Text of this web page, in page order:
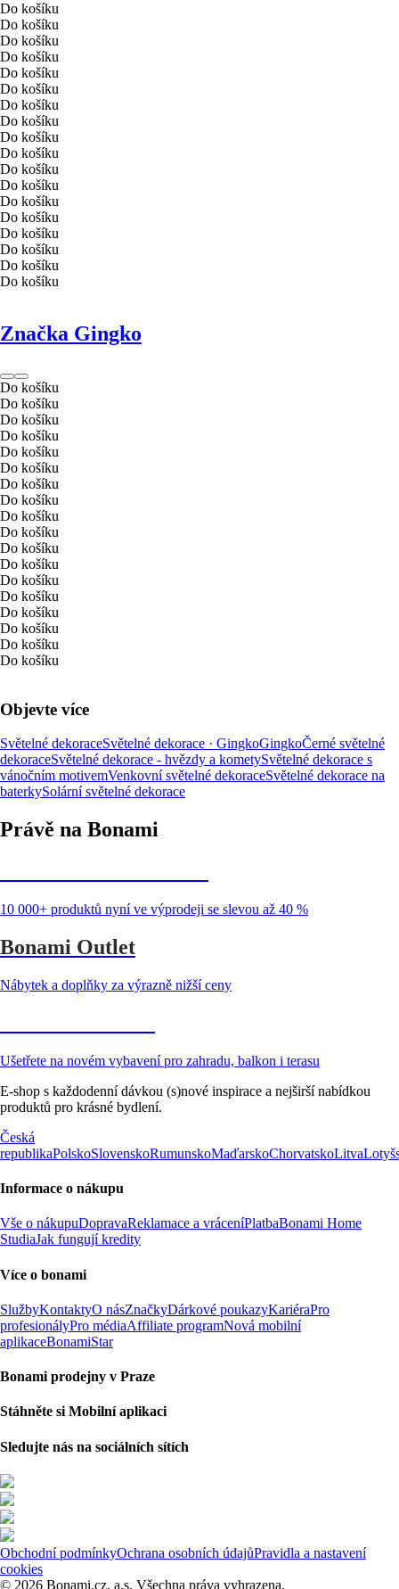
Do košíku
Do košíku
Do košíku
Do košíku
Do košíku
Do košíku
Do košíku
Do košíku
Do košíku
Do košíku
Do košíku
Do košíku
Do košíku
Do košíku
Do košíku
Do košíku
Do košíku
Do košíku
Značka Gingko
Do košíku
Do košíku
Do košíku
Do košíku
Do košíku
Do košíku
Do košíku
Do košíku
Do košíku
Do košíku
Do košíku
Do košíku
Do košíku
Do košíku
Do košíku
Do košíku
Do košíku
Do košíku
Objevte více
Světelné dekoraceSvětelné dekorace · GingkoGingkoČerné světelné
dekoraceSvětelné dekorace - hvězdy a kometySvětelné dekorace s
vánočním motivemVenkovní světelné dekoraceSvětelné dekorace na
baterkySolární světelné dekorace
Právě na Bonami
10 000+ produktů nyní ve výprodeji se slevou až 40 %
Bonami Outlet
Nábytek a doplňky za výrazně nižší ceny
Ušetřete na novém vybavení pro zahradu, balkon i terasu
E-shop s každodenní dávkou (s)nové inspirace a nejširší nabídkou
produktů pro krásné bydlení.
Česká
republikaPolskoSlovenskoRumunskoMaďarskoChorvatskoLitva
Informace o nákupu
Vše o nákupuDopravaReklamace a vráceníPlatbaBonami Home
StudiaJak fungují kredity
Více o bonami
SlužbyKontaktyO násZnačkyDárkové poukazyKariéraPro
profesionályPro médiaAffiliate programNová mobilní
aplikaceBonamiStar
Bonami prodejny v Praze
Stáhněte si Mobilní aplikaci
Sledujte nás na sociálních sítích
Obchodní podmínkyOchrana osobních údajůPravidla a nastavení
cookies
© 2026 Bonami.cz, a.s. Všechna práva vyhrazena.